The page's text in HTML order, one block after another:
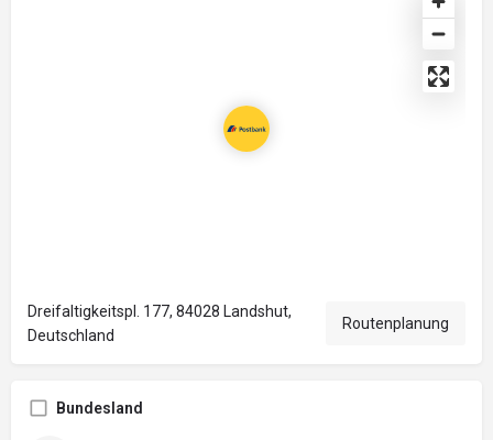
Dreifaltigkeitspl. 177, 84028 Landshut,
Deutschland
Routenplanung
Bundesland